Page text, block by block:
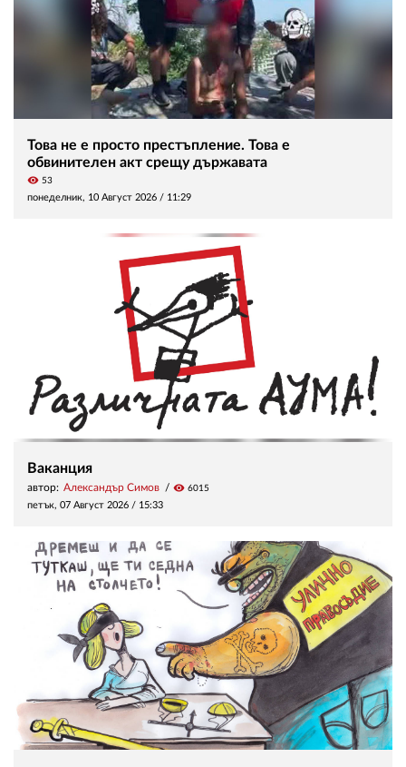
Това не е просто престъпление. Това е
обвинителен акт срещу държавата
visibility 53
понеделник, 10 Август 2026 / 11:29
Ваканция
автор: Александър Симов visibility 6015
петък, 07 Август 2026 / 15:33